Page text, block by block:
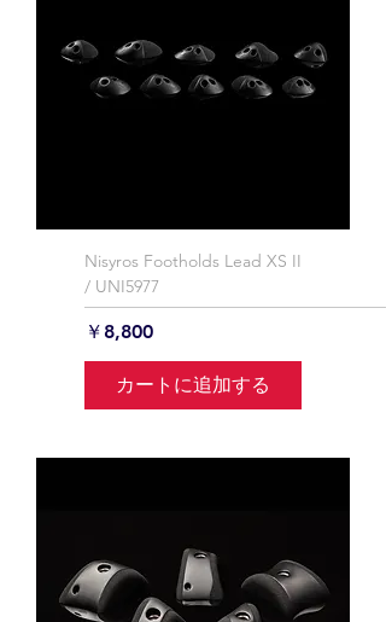
Nisyros Footholds Lead XS II
/ UNI5977
価格
￥8,800
カートに追加する